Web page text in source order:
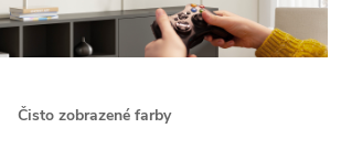
Čisto zobrazené farby